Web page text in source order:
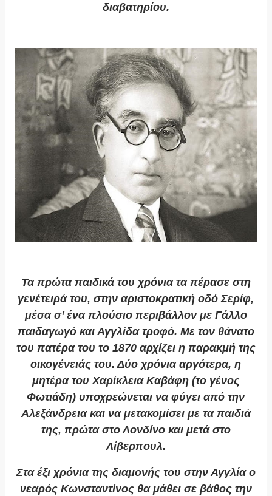
διαβατηρίου.
Τα πρώτα παιδικά του χρόνια τα πέρασε στη
γενέτειρά του, στην αριστοκρατική οδό Σερίφ,
μέσα σ’ ένα πλούσιο περιβάλλον με Γάλλο
παιδαγωγό και Αγγλίδα τροφό. Με τον θάνατο
του πατέρα του το 1870 αρχίζει η παρακμή της
οικογένειάς του. Δύο χρόνια αργότερα, η
μητέρα του Χαρίκλεια Καβάφη (το γένος
Φωτιάδη) υποχρεώνεται να φύγει από την
Αλεξάνδρεια και να μετακομίσει με τα παιδιά
της, πρώτα στο Λονδίνο και μετά στο
Λίβερπουλ.
Στα έξι χρόνια της διαμονής του στην Αγγλία ο
νεαρός Κωνσταντίνος θα μάθει σε βάθος την